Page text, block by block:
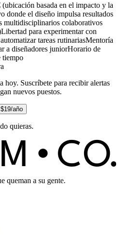
basada en el impacto y la
donde el diseño impulsa resultados
multidisciplinarios colaborativos
Libertad para experimentar con
tareas rutinariasMentoría
a diseñadores juniorHorario de
tiempo
hoy. Suscríbete para recibir alertas
nuevos puestos.
año
quieras.
ALM C O.
queman a su gente.